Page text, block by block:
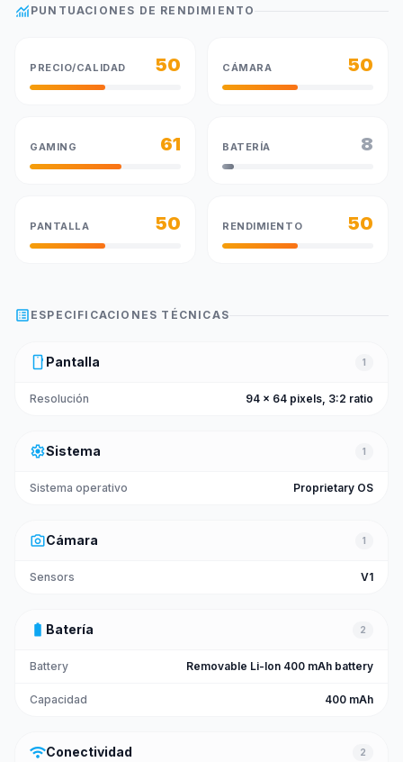
monitoring PUNTUACIONES DE RENDIMIENTO
PRECIO/CALIDAD 50 CÁMARA 50
GAMING 61 BATERÍA 8
PANTALLA 50 RENDIMIENTO 50
list_alt ESPECIFICACIONES TÉCNICAS
smartphone Pantalla 1
Resolución 94 x 64 pixels, 3:2 ratio
settingsSistema 1
Sistema operativo Proprietary OS
photo_cameraCámara 1
Sensors V1
battery_full Batería 2
Battery Removable Li-Ion 400 mAh battery
Capacidad 400 mAh
wifiConectividad 2